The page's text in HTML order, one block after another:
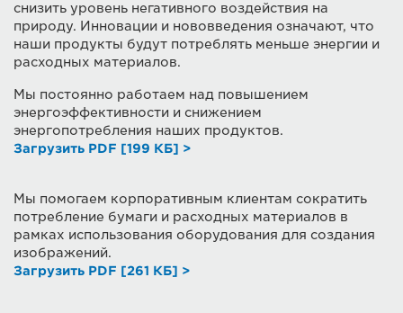
снизить уровень негативного воздействия на
природу. Инновации и нововведения означают, что
наши продукты будут потреблять меньше энергии и
расходных материалов.
Мы постоянно работаем над повышением
энергоэффективности и снижением
энергопотребления наших продуктов.
Загрузить PDF [199 КБ] >
Мы помогаем корпоративным клиентам сократить
потребление бумаги и расходных материалов в
рамках использования оборудования для создания
изображений.
Загрузить PDF [261 КБ] >